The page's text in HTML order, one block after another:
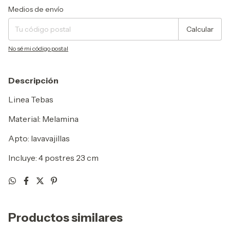
Entregas para el CP:
Medios de envío
Calcular
No sé mi código postal
Descripción
Linea Tebas
Material: Melamina
Apto: lavavajillas
Incluye: 4 postres 23 cm
Productos similares